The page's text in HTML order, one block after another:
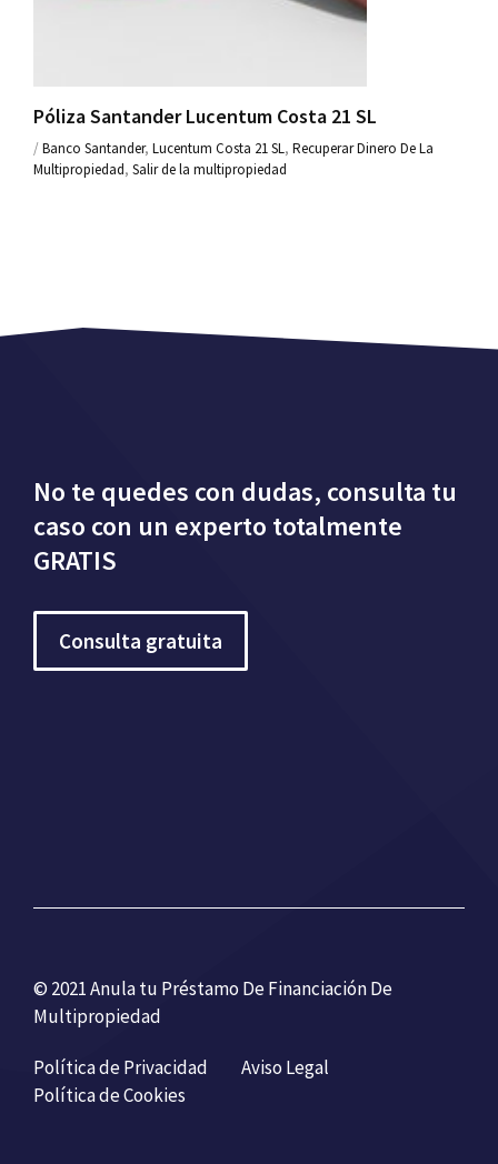
Póliza Santander Lucentum Costa 21 SL
/Banco Santander, Lucentum Costa 21 SL, Recuperar Dinero De La
Multipropiedad, Salir de la multipropiedad
No te quedes con dudas, consulta tu
caso con un experto totalmente
GRATIS
Consulta gratuita
© 2021 Anula tu Préstamo De Financiación De
Multipropiedad
Política de Privacidad
Aviso Legal
Política de Cookies